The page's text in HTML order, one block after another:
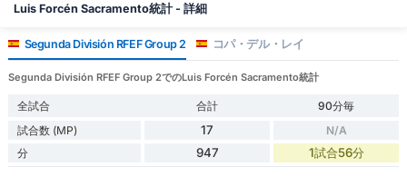
Luis Forcén Sacramento統計 - 詳細
Segunda División RFEF Group 2 コパ・デル・レイ
Segunda División RFEF Group 2でのLuis Forcén Sacramento統計
全試合 合計
90分毎
試合数 (MP)
17
N/A
分
947 1試合56分